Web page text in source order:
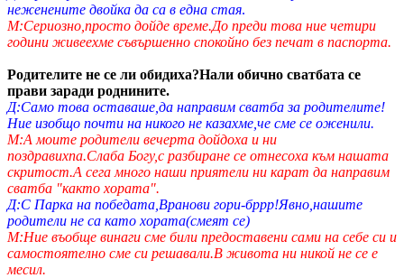
неженените двойка да са в една стая.
М:Сериозно,просто дойде време.До преди това ние четири
години живеехме съвършенно спокойно без печат в паспорта.
Родителите не се ли обидиха?Нали обично сватбата се
прави заради роднините.
Д:Само това оставаше,да направим сватба за родителите!
Ние изобщо почти на никого не казахме,че сме се оженили.
М:А моите родители вечерта дойдоха и ни
поздравихпа.Слаба Богу,с разбиране се отнесоха към нашата
скритост.А сега много наши приятели ни карат да направим
сватба "както хората".
Д:С Парка на победата,Вранови гори-бррр!Явно,нашите
родители не са като хората(смеят се)
М:Ние въобще винаги сме били предоставени сами на себе си и
самостоятелно сме си решавали.В живота ни никой не се е
месил.